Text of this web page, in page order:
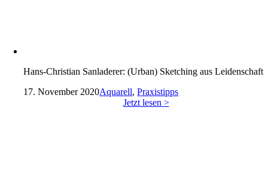
Hans-Christian Sanladerer: (Urban) Sketching aus Leidenschaft
17. November 2020Aquarell,Praxistipps
Jetzt lesen >